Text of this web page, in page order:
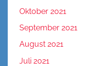
Oktober 2021
September 2021
August 2021
Juli 2021